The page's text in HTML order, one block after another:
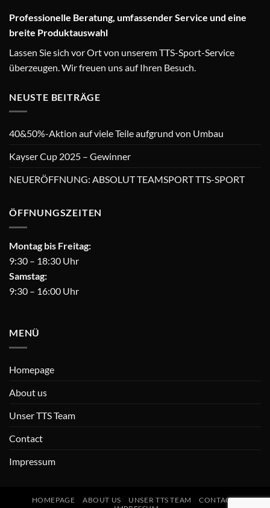
Professionelle Beratung, umfassender Service und eine
breite Produktauswahl
Lassen Sie sich vor Ort von unserem TTS-Sport-Service
überzeugen. Wir freuen uns auf Ihren Besuch.
NEUSTE BEITRÄGE
40&50%-Aktion auf viele Teile aufgrund von Umbau
Kayser Cup 2025 – Gewinner
NEUERÖFFNUNG: ABSOLUT TEAMSPORT TTS-SPORT
ÖFFNUNGSZEITEN
Montag bis Freitag:
9:30 – 18:30 Uhr
Samstag:
9:30 – 16:00 Uhr
MENÜ
Homepage
About us
Unser TTS Team
Contact
Impressum
HOMEPAGE ABOUT US UNSER TTS TEAM
CONTACT